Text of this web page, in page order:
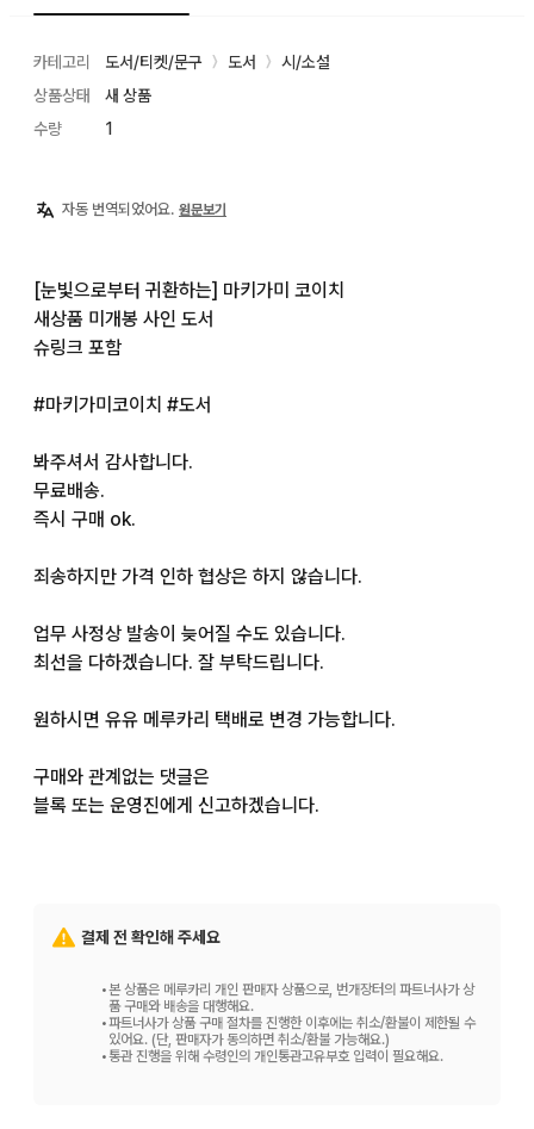
카테고리 도서/티켓/문구 〉 도서 〉
시/소설
상품상태
새 상품
수량
1
자동 번역되었어요. 원문보기
[눈빛으로부터 귀환하는] 마키가미 코이치
새상품 미개봉 사인 도서
슈링크 포함
#마키가미코이치 #도서
봐주셔서 감사합니다.
무료배송.
즉시 구매 ok.
죄송하지만 가격 인하 협상은 하지 않습니다.
업무 사정상 발송이 늦어질 수도 있습니다.
최선을 다하겠습니다. 잘 부탁드립니다.
원하시면 유유 메루카리 택배로 변경 가능합니다.
구매와 관계없는 댓글은
블록 또는 운영진에게 신고하겠습니다.
결제 전 확인해 주세요
•본 상품은 메루카리 개인 판매자 상품으로, 번개장터의 파트너사가 상
품 구매와 배송을 대행해요.
•파트너사가 상품 구매 절차를 진행한 이후에는 취소/환불이 제한될 수
있어요. (단, 판매자가 동의하면 취소/환불 가능해요.)
•통관 진행을 위해 수령인의 개인통관고유부호 입력이 필요해요.